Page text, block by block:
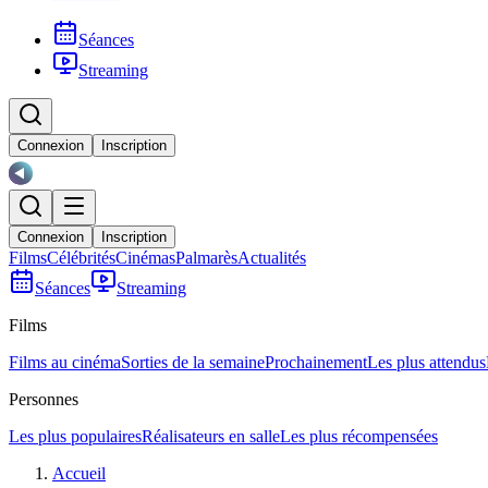
Séances
Streaming
Connexion Inscription
Connexion Inscription
FilmsCélébritésCinémasPalmarèsActualités
Séances
Streaming
Films
Films au cinémaSorties de la semaineProchainementLes plus attendus
Personnes
Les plus populairesRéalisateurs en salleLes plus récompensées
Accueil